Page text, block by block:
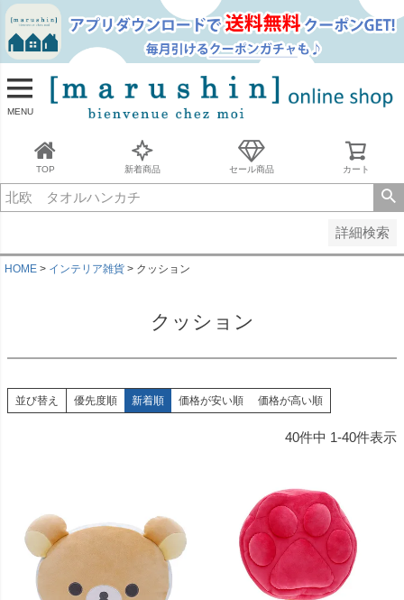
MENU
TOP 新着商品 セール商品 カート
詳細検索
並び順
新着順
古い順
価格が安い順
価格が高い順
キーワードヒット順
HOME インテリア雑貨 クッション
クッション
並び替え 優先度順 新着順 価格が安い順 価格が高い順
40件中 1-40件表示